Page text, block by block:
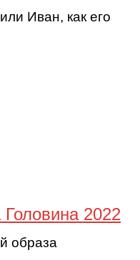
Иван, как его
2022
образа